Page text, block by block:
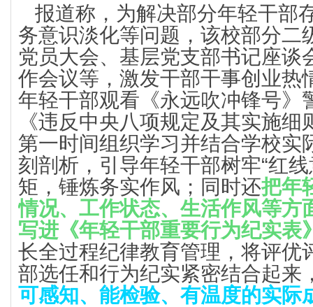
报道称，为解决部分年轻干部
务意识淡化等问题，该校部分二
党员大会、基层党支部书记座谈
作会议等，激发干部干事创业热
年轻干部观看《永远吹冲锋号》
《违反中央八项规定及其实施
第一时间组织学习并结合学校实
刻剖析，引导年轻干部树牢“红
矩，锤炼务实作风；同时还把年
情况、工作状态、生活作风等方
写进《年轻干部重要行为纪实表
长全过程纪律教育管理，将评优
部选任和行为纪实紧密结合起来
可感知、能检验、有温度的实际